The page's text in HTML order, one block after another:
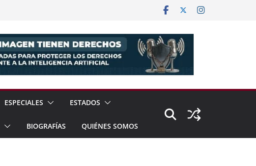
ESPECIALES ESTADOS
BIOGRAFÍAS QUIÉNES SOMOS